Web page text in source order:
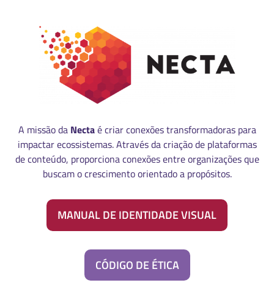
A missão da Nectaé criar conexões transformadoras para
impactar ecossistemas. Através da criação de plataformas
de conteúdo, proporciona conexões entre organizações que
buscam o crescimento orientado a propósitos.
MANUAL DE IDENTIDADE VISUAL
CÓDIGO DE ÉTICA